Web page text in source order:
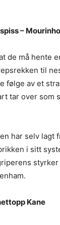
–
de må hente
til
følge av et
tar over som
har selv lagt
i sitt
styrker
Kane